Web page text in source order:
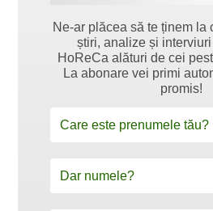
Ne-ar plăcea să te ținem la
știri, analize și
HoReCa alături de cei
La abonare vei primi
promis!